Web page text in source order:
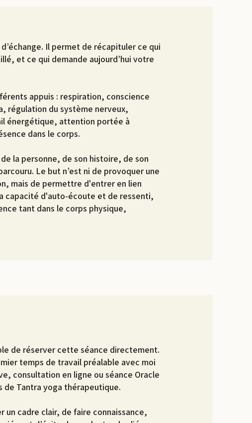
Il permet de récapituler ce qui
et ce qui demande aujourd’hui votre
appuis : respiration, conscience
régulation du système nerveux,
énergétique, attention portée à
dans le corps.
la personne, de son histoire, de son
Le but n’est ni de provoquer une
mais de permettre d'entrer en lien
capacité d'auto-écoute et de ressenti,
tant dans le corps physique,
de réserver cette séance directement.
temps de travail préalable avec moi
consultation en ligne ou séance Oracle
de Tantra yoga thérapeutique.
cadre clair, de faire connaissance,